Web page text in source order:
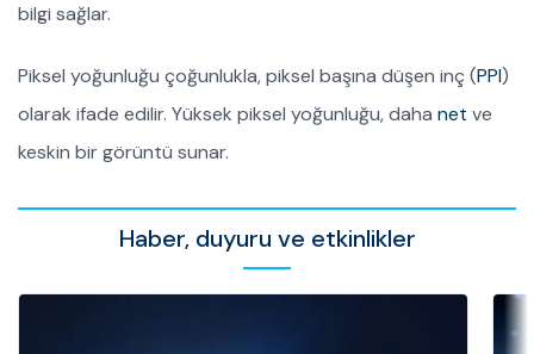
bilgi sağlar.
Piksel yoğunluğu çoğunlukla, piksel başına düşen inç (PPI)
olarak ifade edilir. Yüksek piksel yoğunluğu, daha net ve
keskin bir görüntü sunar.
Haber, duyuru ve etkinlikler